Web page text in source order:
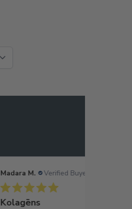
Madara M. Verified Buyer
Kolagēns